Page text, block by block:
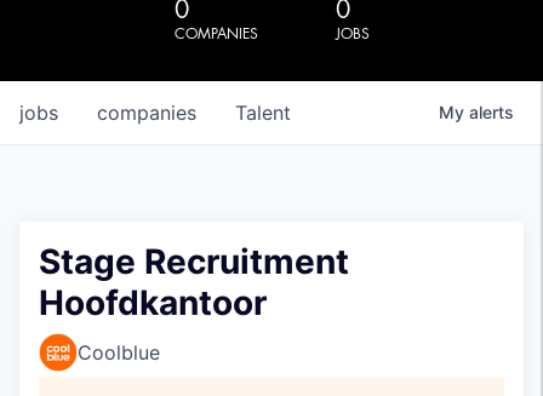
0
COMPANIES
0
JOBS
jobs companies Talent My alerts
Stage Recruitment
Hoofdkantoor
Coolblue